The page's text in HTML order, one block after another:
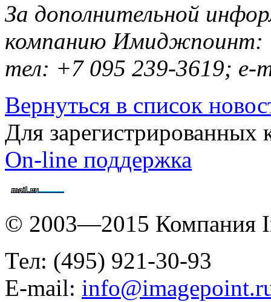
За дополнительной
компанию Имиджпоинт:
тел: +7 095 239-3619; e-
Вернуться в список
Для зарегистрированных
On-line поддержка
© 2003—2015 Компания
Тел: (495) 921-30-93
E-mail: